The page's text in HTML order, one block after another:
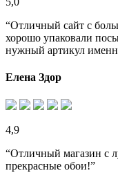
“Отличный сайт с
хорошо упаковали
нужный артикул
Елена Здор
4,9
“Отличный магазин с
прекрасные обои!”